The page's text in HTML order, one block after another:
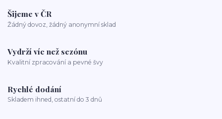
Šijeme v ČR
Žádný dovoz, žádný anonymní sklad
Vydrží víc než sezónu
Kvalitní zpracování a pevné švy
Rychlé dodání
Skladem ihned, ostatní do 3 dnů